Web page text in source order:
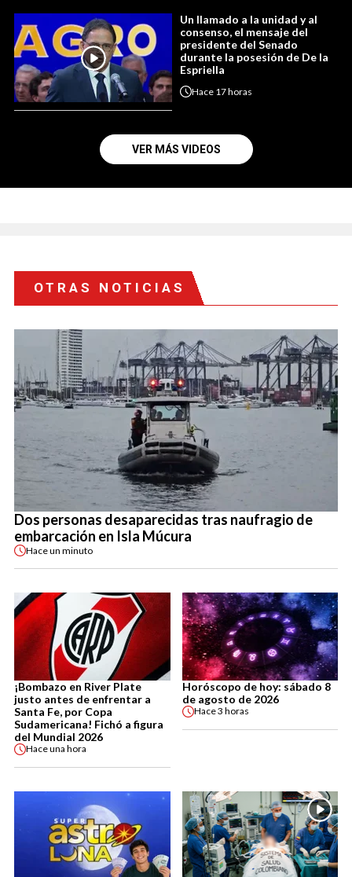
Un llamado a la unidad y al
consenso, el mensaje del
presidente del Senado
durante la posesión de De la
Espriella
Hace 17 horas
VER MÁS VIDEOS
OTRAS NOTICIAS
Dos personas desaparecidas tras naufragio de
embarcación en Isla Múcura
Haceun minuto
¡Bombazo en River Plate
justo antes de enfrentar a
Santa Fe, por Copa
Sudamericana! Fichó a figura
del Mundial 2026
Haceuna hora
Horóscopo de hoy: sábado 8
de agosto de 2026
Hace3 horas